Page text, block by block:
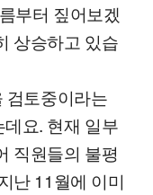
부터 짚어보겠
상승하고 있습
검토중이라는
요. 현재 일부
직원들의 불평
난 11월에 이미